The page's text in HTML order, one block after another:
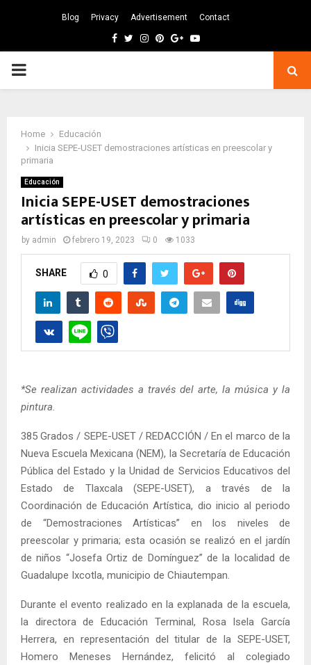
Blog Privacy Advertisement Contact
Facebook
TwitterInstagram
Pinterest
GoogleYoutube
PRIMARY
Home
Educación
Inicia SEPE-USET demostraciones artísticas en preescolar y
primaria
Educación
Inicia SEPE-USET demostraciones
artísticas en preescolar y primaria
by admin febrero 19, 2023 0 1033
SHARE 0
*Se realizan actividades a través del arte, la música y la
pintura.
385 Grados / SEPE-USET / REDACCIÓN / En el marco de la
Nueva Escuela Mexicana (NEM), la Secretaría de Educación
Pública del Estado y la Unidad de Servicios Educativos del
Estado de Tlaxcala (SEPE-USET), a través de la
Coordinación de Educación Artística, dio inicio al periodo
de “Demostraciones Artísticas” en los niveles de
preescolar y primaria; esta ocasión se realizó en el jardín
de niños “Josefa Ortiz de Domínguez” de la localidad de
Guadalupe Ixcotla, municipio de Chiautempan.
Durante el evento realizado en la explanada de la escuela,
la directora de Educación Terminal, Rosa Isela García
Herrera, en representación del titular de la SEPE-USET,
Homero Meneses Hernández, felicitó al colegiado